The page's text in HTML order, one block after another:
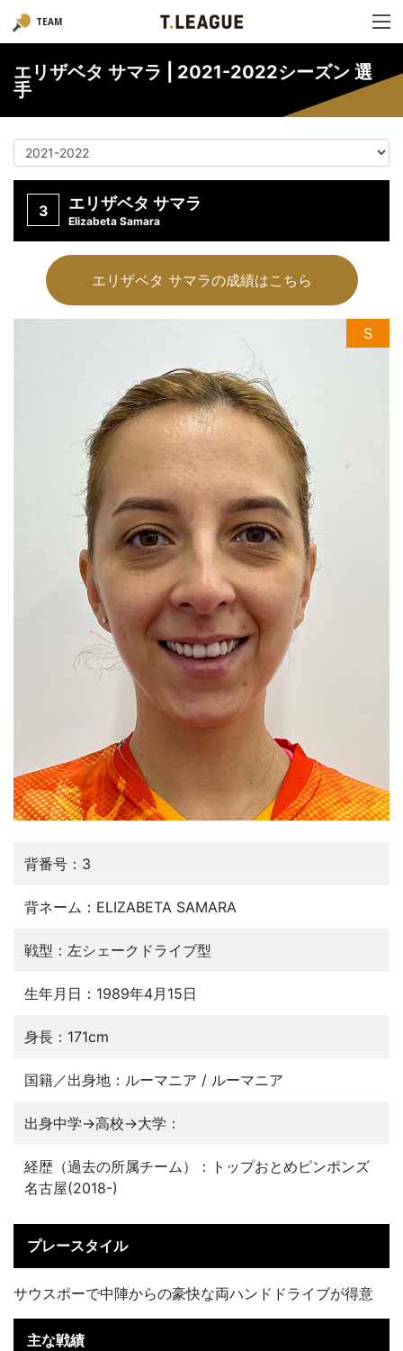
TEAM
エリザベタ サマラ | 2021-2022シーズン 選
手
3 エリザベタ サマラ
Elizabeta Samara
エリザベタ サマラの成績はこちら
S
背番号：3
背ネーム：ELIZABETA SAMARA
戦型：左シェークドライブ型
生年月日：1989年4月15日
身長：171cm
国籍／出身地：ルーマニア / ルーマニア
出身中学→高校→大学：
経歴（過去の所属チーム）：トップおとめピンポンズ
名古屋(2018-)
プレースタイル
サウスポーで中陣からの豪快な両ハンドドライブが得意
主な戦績